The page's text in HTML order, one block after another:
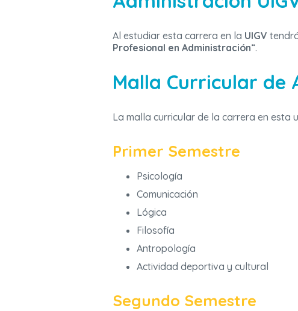
Al estudiar esta carrera en la UIGV
Profesional en Administración“.
Malla Curricular de
La malla curricular de la carrera en esta
Primer Semestre
Psicología
Comunicación
Lógica
Filosofía
Antropología
Actividad deportiva y cultural
Segundo Semestre